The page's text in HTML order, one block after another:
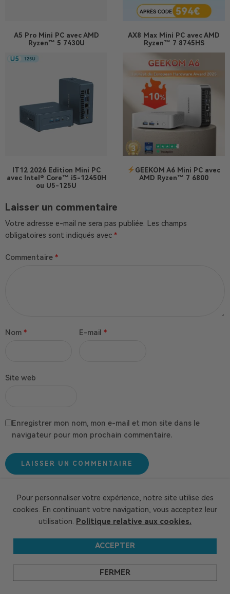
A5 ProMini PC avec AMD
Ryzen™ 5 7430U
AX8 Max Mini PC avec AMD
Ryzen™ 7 8745HS
IT12 2026 Edition Mini PC
avec Intel® Core™ i5-12450H
ou U5-125U
GEEKOM A6 Mini PC avec
AMD Ryzen™ 7 6800
Laisser un commentaire
Votre adresse e-mail ne sera pas publiée. Les champs
obligatoires sont indiqués avec *
Commentaire *
Nom * E-mail *
Site web
Enregistrer mon nom, mon e-mail et mon site dans le
navigateur pour mon prochain commentaire.
Pour personnaliser votre expérience, notre site utilise des
cookies. En continuant votre navigation, vous acceptez leur
utilisation. Politique relative aux cookies.
ACCEPTER
FERMER